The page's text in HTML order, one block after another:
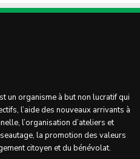
un organisme à but non lucratif qui
l’aide des nouveaux arrivants à
l’organisation d’ateliers et
la promotion des valeurs
citoyen et du bénévolat.